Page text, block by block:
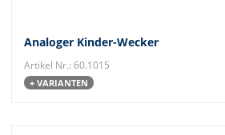
Analoger Kinder-Wecker
Artikel Nr.: 60.1015
+ VARIANTEN